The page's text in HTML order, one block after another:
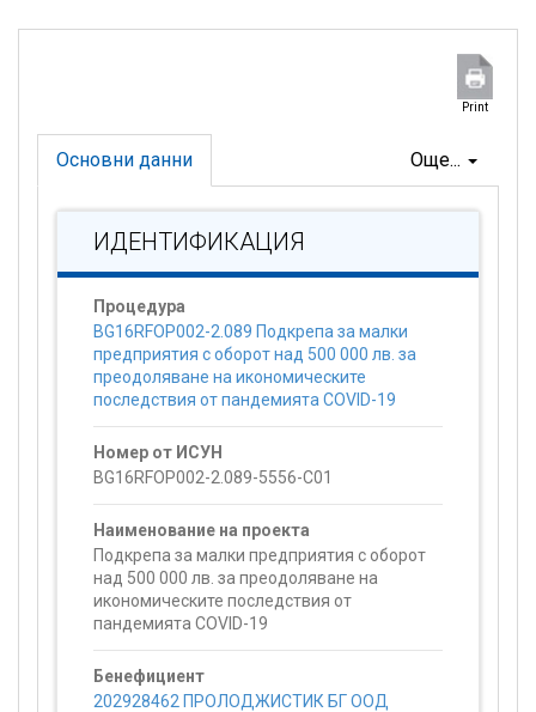
Print
Още...
Основни данни
ИДЕНТИФИКАЦИЯ
Процедура
BG16RFOP002-2.089 Подкрепа за малки
предприятия с оборот над 500 000 лв. за
преодоляване на икономическите
последствия от пандемията COVID-19
Номер от ИСУН
BG16RFOP002-2.089-5556-C01
Наименование на проекта
Подкрепа за малки предприятия с оборот
над 500 000 лв. за преодоляване на
икономическите последствия от
пандемията COVID-19
Бенефициент
202928462 ПРОЛОДЖИСТИК БГ ООД